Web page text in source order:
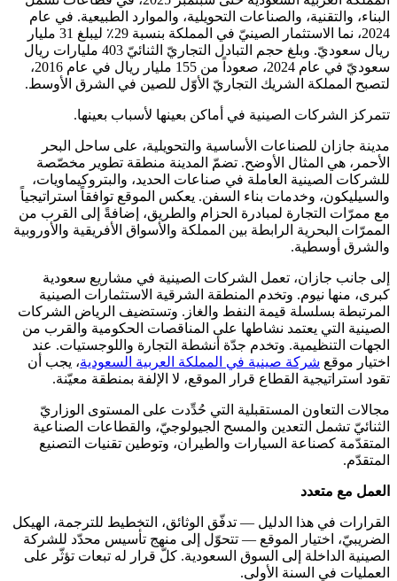
البناء، والتقنية، والصناعات التحويلية، والموارد الطبيعية. في عام
2024، نما الاستثمار الصينيّ في المملكة بنسبة 29٪ ليبلغ 31 مليار
ريال سعوديّ. وبلغ حجم التبادل التجاريّ الثنائيّ 403 مليارات ريال
سعوديّ في عام 2024، صعوداً من 155 مليار ريال في عام 2016،
لتصبح المملكة الشريك التجاريّ الأوّل للصين في الشرق الأوسط.
تتمركز الشركات الصينية في أماكن بعينها لأسباب بعينها.
مدينة جازان للصناعات الأساسية والتحويلية، على ساحل البحر
الأحمر، هي المثال الأوضح. تضمّ المدينة منطقة تطوير مخصّصة
للشركات الصينية العاملة في صناعات الحديد، والبتروكيماويات،
والسيليكون، وخدمات بناء السفن. يعكس الموقع توافقاً استراتيجياً
مع ممرّات التجارة لمبادرة الحزام والطريق، إضافةً إلى القرب من
الممرّات البحرية الرابطة بين المملكة والأسواق الأفريقية والأوروبية
والشرق أوسطية.
إلى جانب جازان، تعمل الشركات الصينية في مشاريع سعودية
كبرى، منها نيوم. وتخدم المنطقة الشرقية الاستثمارات الصينية
المرتبطة بسلسلة قيمة النفط والغاز. وتستضيف الرياض الشركات
الصينية التي يعتمد نشاطها على المناقصات الحكومية والقرب من
الجهات التنظيمية. وتخدم جدّة أنشطة التجارة واللوجستيات. عند
اختيار موقع شركة صينية في المملكة العربية السعودية، يجب أن
تقود استراتيجية القطاع قرار الموقع، لا الإلفة بمنطقة معيّنة.
مجالات التعاون المستقبلية التي حُدِّدت على المستوى الوزاريّ
الثنائيّ تشمل التعدين والمسح الجيولوجيّ، والقطاعات الصناعية
المتقدّمة كصناعة السيارات والطيران، وتوطين تقنيات التصنيع
المتقدّم.
العمل مع متعدد
القرارات في هذا الدليل — تدفّق الوثائق، التخطيط للترجمة، الهيكل
الضريبيّ، اختيار الموقع — تتحوّل إلى منهج تأسيس محدّد للشركة
الصينية الداخلة إلى السوق السعودية. كلّ قرار له تبعات تؤثّر على
العمليات في السنة الأولى.